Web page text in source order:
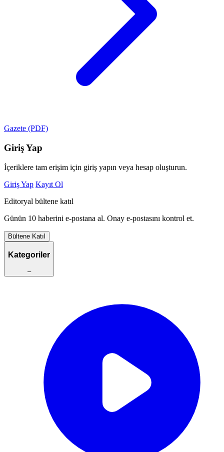
Gazete (PDF)
Giriş Yap
İçeriklere tam erişim için giriş yapın veya hesap oluşturun.
Giriş Yap Kayıt Ol
Editoryal bültene katıl
Günün 10 haberini e-postana al. Onay e-postasını kontrol et.
Bültene Katıl
Kategoriler
–